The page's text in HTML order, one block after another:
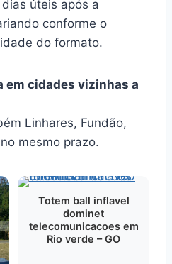
úteis após a
conforme o
do formato.
em cidades vizinhas a
Linhares, Fundão,
mesmo prazo.
Totem ball inflavel
dominet
telecomunicacoes em
Rio verde – GO